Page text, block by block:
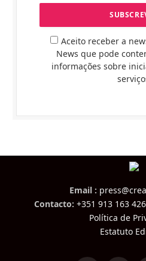
Aceito receber a
News que pode
informações sobre
Email :
Contacto: +351 913 163 426
Política de
Estatuto